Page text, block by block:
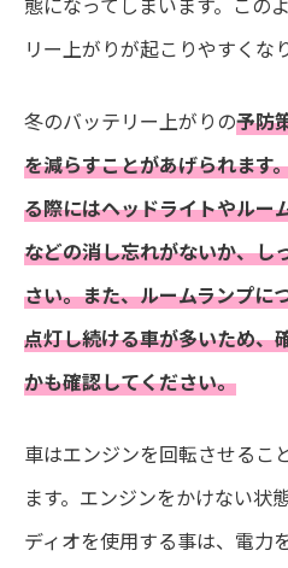
リー上がりが起こりやすくな
冬のバッテリー上がりの予防
を減らすことがあげられます
る際にはヘッドライトやルー
などの消し忘れがないか、し
さい。また、ルームランプに
点灯し続ける車が多いため、
かも確認してください。
車はエンジンを回転させるこ
ます。エンジンをかけない状
ディオを使用する事は、電力